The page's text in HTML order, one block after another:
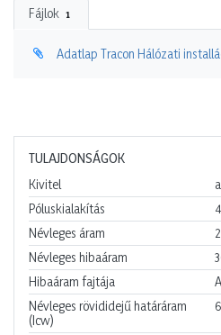
Fájlok 1
Adatlap Tracon Hálózati
TULAJDONSÁGOK
Kivitel
Póluskialakítás
Névleges áram
Névleges hibaáram
Hibaáram fajtája
Névleges rövididejű határáram
(Icw)
6